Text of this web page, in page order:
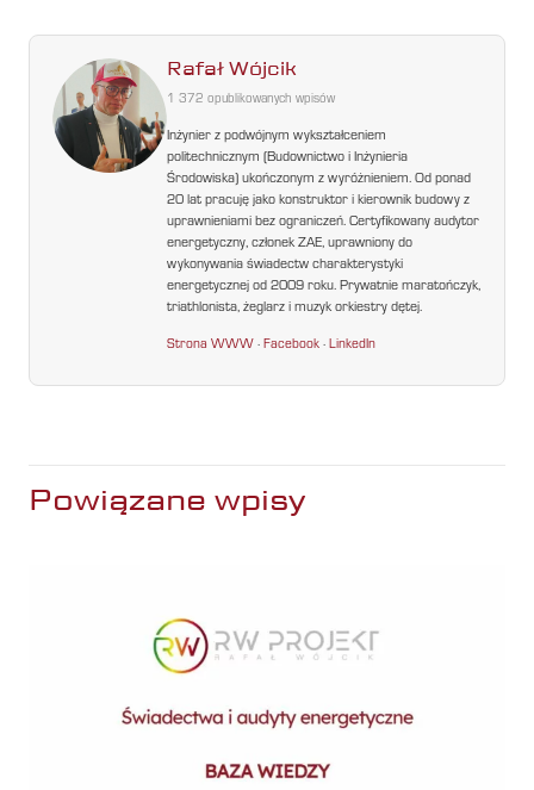
Rafał Wójcik
1 372 opublikowanych wpisów
Inżynier z podwójnym wykształceniem
politechnicznym (Budownictwo i Inżynieria
Środowiska) ukończonym z wyróżnieniem. Od ponad
20 lat pracuję jako konstruktor i kierownik budowy z
uprawnieniami bez ograniczeń. Certyfikowany audytor
energetyczny, członek ZAE, uprawniony do
wykonywania świadectw charakterystyki
energetycznej od 2009 roku. Prywatnie maratończyk,
triathlonista, żeglarz i muzyk orkiestry dętej.
Strona WWW ·Facebook ·LinkedIn
Powiązane wpisy